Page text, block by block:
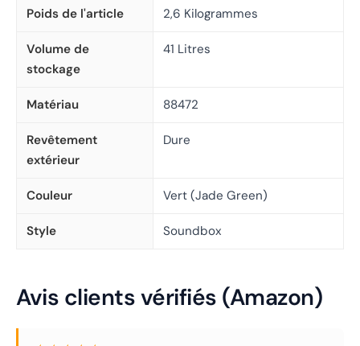
Poids de l'article 2,6 Kilogrammes
Volume de
stockage
41 Litres
Matériau 88472
Revêtement
extérieur
Dure
Couleur Vert (Jade Green)
Style Soundbox
Avis clients vérifiés (Amazon)